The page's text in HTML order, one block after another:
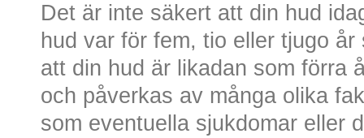
Det är inte säkert att din hud
hud var för fem, tio eller tjugo
att din hud är likadan som förra
och påverkas av många olika
som eventuella sjukdomar eller